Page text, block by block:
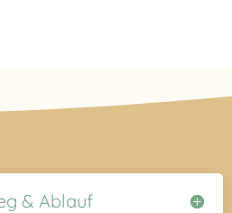
& Ablauf